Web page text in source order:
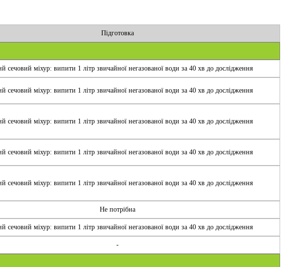
Підготовка
сечовий міхур: випити 1 літр звичайної негазованої води за 40 хв до дослідження
сечовий міхур: випити 1 літр звичайної негазованої води за 40 хв до дослідження
сечовий міхур: випити 1 літр звичайної негазованої води за 40 хв до дослідження
сечовий міхур: випити 1 літр звичайної негазованої води за 40 хв до дослідження
сечовий міхур: випити 1 літр звичайної негазованої води за 40 хв до дослідження
Не потрібна
сечовий міхур: випити 1 літр звичайної негазованої води за 40 хв до дослідження
-